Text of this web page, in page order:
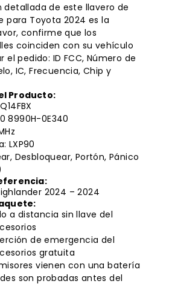
detallada de este llavero de
para Toyota 2024 es la
confirme que los
coinciden con su vehículo
el pedido: ID FCC, Número de
IC, Frecuencia, Chip y
Producto:
8990H-0E340
LXP90
Desbloquear, Portón, Pánico
2024 – 2024
a distancia sin llave del
de emergencia del
gratuita
vienen con una batería
son probadas antes del